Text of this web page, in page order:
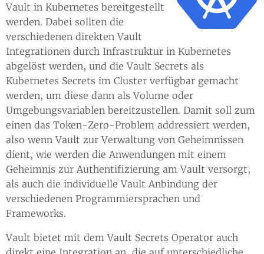
Vault in Kubernetes bereitgestellt
werden. Dabei sollten die
verschiedenen direkten Vault
Integrationen durch Infrastruktur in Kubernetes
abgelöst werden, und die Vault Secrets als
Kubernetes Secrets im Cluster verfügbar gemacht
werden, um diese dann als Volume oder
Umgebungsvariablen bereitzustellen. Damit soll zum
einen das Token-Zero-Problem addressiert werden,
also wenn Vault zur Verwaltung von Geheimnissen
dient, wie werden die Anwendungen mit einem
Geheimnis zur Authentifizierung am Vault versorgt,
als auch die individuelle Vault Anbindung der
verschiedenen Programmiersprachen und
Frameworks.
Vault bietet mit dem Vault Secrets Operator auch